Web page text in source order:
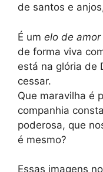
de santos e
É um elo de
de forma viva
está na glória de
cessar.
Que maravilha é
companhia
poderosa, que
é mesmo?
Essas imagens